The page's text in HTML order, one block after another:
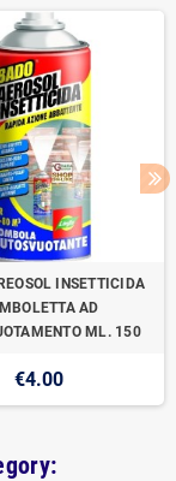
INSETTICIDA
AD
ML. 150
€4.00